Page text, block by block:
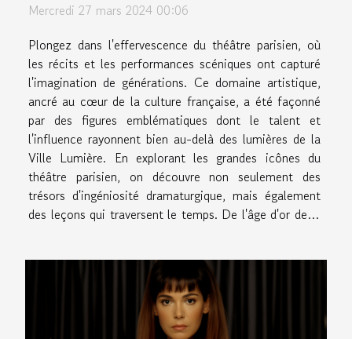
Mercredi 27 mars 2024 00:06
Plongez dans l'effervescence du théâtre parisien, où
les récits et les performances scéniques ont capturé
l'imagination de générations. Ce domaine artistique,
ancré au cœur de la culture française, a été façonné
par des figures emblématiques dont le talent et
l'influence rayonnent bien au-delà des lumières de la
Ville Lumière. En explorant les grandes icônes du
théâtre parisien, on découvre non seulement des
trésors d'ingéniosité dramaturgique, mais également
des leçons qui traversent le temps. De l'âge d'or de la